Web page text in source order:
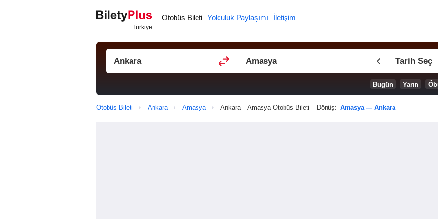
Otobüs Bileti Yolculuk Paylaşımı İletişim
Tarih Seç
Bugün Yarın
Otobüs Bileti Ankara Amasya Ankara – Amasya Otobüs Bileti Dönüş: Amasya — Ankara